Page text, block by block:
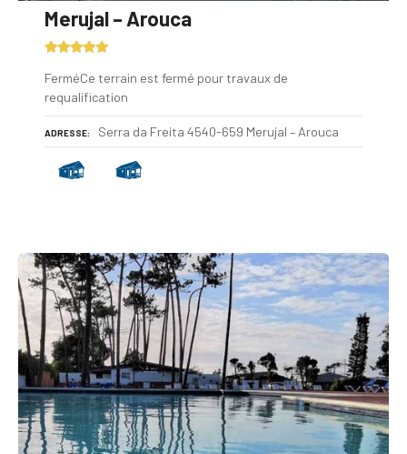
Merujal – Arouca
FerméCe terrain est fermé pour travaux de
requalification
ADRESSE Serra da Freita 4540-659 Merujal – Arouca